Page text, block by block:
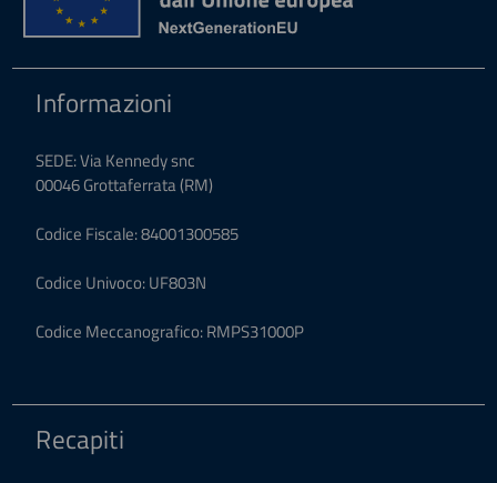
Informazioni
SEDE: Via Kennedy snc
00046 Grottaferrata (RM)
Codice Fiscale: 84001300585
Codice Univoco: UF803N
Codice Meccanografico: RMPS31000P
Recapiti